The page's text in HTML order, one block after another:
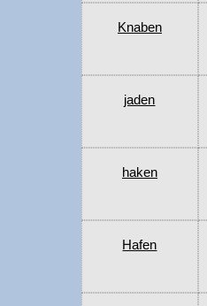
Knaben
jaden
haken
Hafen